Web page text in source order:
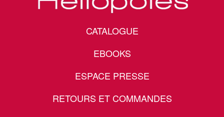
CATALOGUE
EBOOKS
ESPACE PRESSE
RETOURS ET COMMANDES